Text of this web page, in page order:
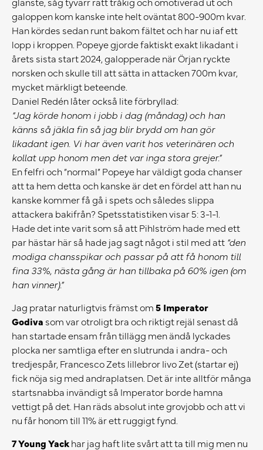
galoppen kom kanske inte helt oväntat 800-900m kvar.
Han kördes sedan runt bakom fältet och har nu iaf ett
lopp i kroppen. Popeye gjorde faktiskt exakt likadant i
årets sista start 2024, galopperade när Örjan ryckte
norsken och skulle till att sätta in attacken 700m kvar,
mycket märkligt beteende.
Daniel Redén låter också lite förbryllad:
“Jag körde honom i jobb i dag (måndag) och han
känns så jäkla fin så jag blir brydd om han gör
likadant igen. Vi har även varit hos veterinären och
kollat upp honom men det var inga stora grejer.”
En felfri och “normal” Popeye har väldigt goda chanser
att ta hem detta och kanske är det en fördel att han nu
kanske kommer få gå i spets och således slippa
attackera bakifrån? Spetsstatistiken visar 5: 3-1-1.
Hade det inte varit som så att Pihlström hade med ett
par hästar här så hade jag sagt något i stil med att “den
modiga chansspikar och passar på att få honom till
fina 33%, nästa gång är han tillbaka på 60% igen (om
han vinner).”
Jag pratar naturligtvis främst om5 Imperator
Godiva som var otroligt bra och riktigt rejäl senast då
han startade ensam från tillägg men ändå lyckades
plocka ner samtliga efter en slutrunda i andra- och
tredjespår, Francesco Zets lillebror Iivo Zet (startar ej)
fick nöja sig med andraplatsen. Det är inte alltför många
startsnabba invändigt så Imperator borde hamna
vettigt på det. Han räds absolut inte grovjobb och att vi
nu får honom till 11% är ett ruggigt fynd.
7 Young Yackhar jag haft lite svårt att ta till mig men nu